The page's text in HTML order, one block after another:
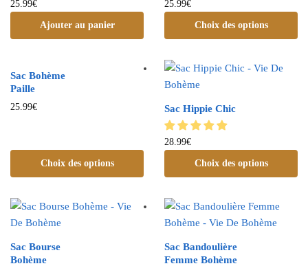
25.99€
Ajouter au panier
25.99€
Choix des options
Sac Bohème
Paille
25.99€
Choix des options
Sac Hippie Chic
28.99€
Choix des options
Sac Bourse
Bohème
Sac Bandoulière
Femme Bohème